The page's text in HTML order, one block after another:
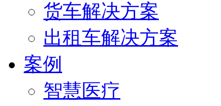
货车解决方案
出租车解决方案
案例
智慧医疗